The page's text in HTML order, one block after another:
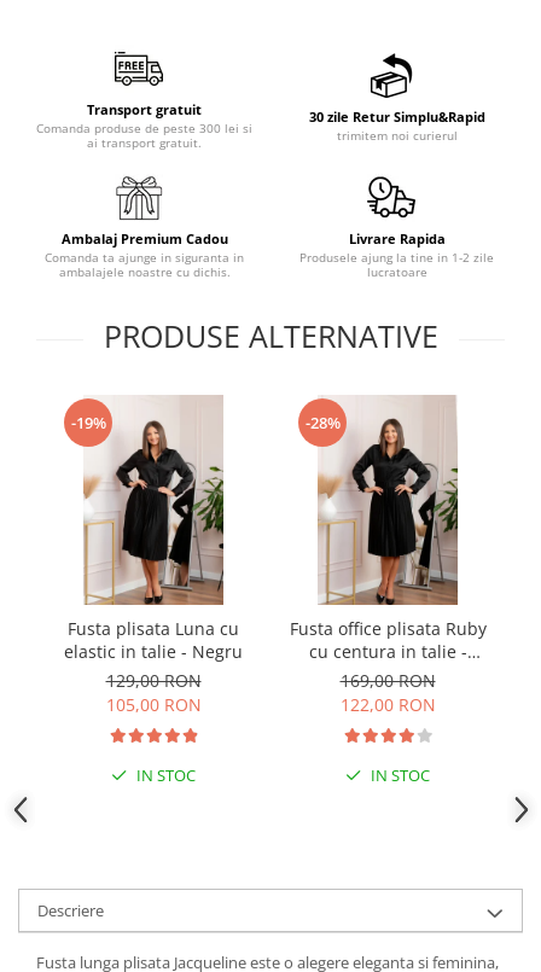
Transport gratuit
Comanda produse de peste 300 lei si
ai transport gratuit.
30 zile Retur Simplu&Rapid
trimitem noi curierul
Ambalaj Premium Cadou
Comanda ta ajunge in siguranta in
ambalajele noastre cu dichis.
Livrare Rapida
Produsele ajung la tine in 1-2 zile
lucratoare
PRODUSE ALTERNATIVE
-19%
Fusta plisata Luna cu
elastic in talie - Negru
129,00 RON
105,00 RON
IN STOC
-28%
Fusta office plisata Ruby
cu centura in talie -
Negru
169,00 RON
122,00 RON
IN STOC
Descriere
Fusta lunga plisata Jacqueline este o alegere eleganta si feminina,